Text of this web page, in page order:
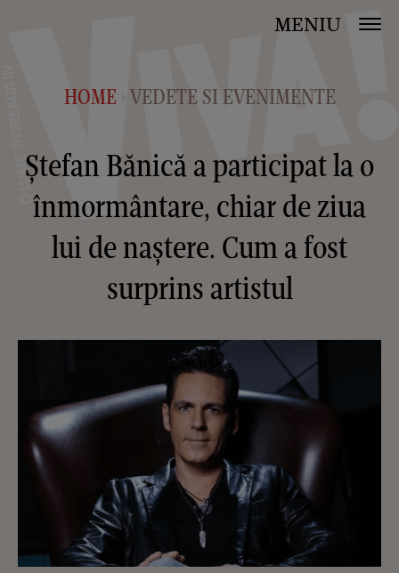
MENIU
HOME > VEDETE SI EVENIMENTE
Ștefan Bănică a participat la o
înmormântare, chiar de ziua
lui de naștere. Cum a fost
surprins artistul